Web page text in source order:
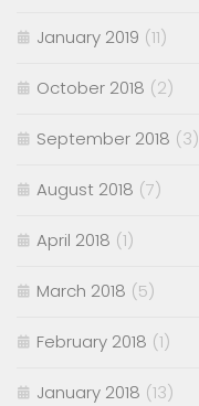
January 2019 (11)
October 2018 (2)
September 2018 (3)
August 2018 (7)
April 2018 (1)
March 2018 (5)
February 2018 (1)
January 2018 (13)